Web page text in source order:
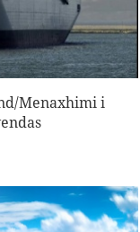
Menaxhimi i